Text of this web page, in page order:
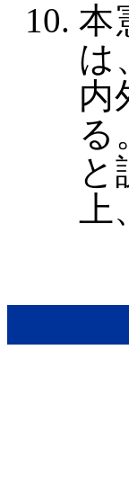
本
は
内
る
と